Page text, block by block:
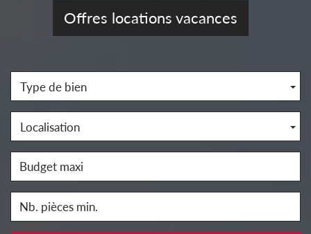
Offres locations vacances
Type de bien
Localisation